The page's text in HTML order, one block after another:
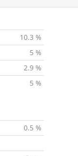
10.3 %
5 %
2.9 %
5 %
0.5 %